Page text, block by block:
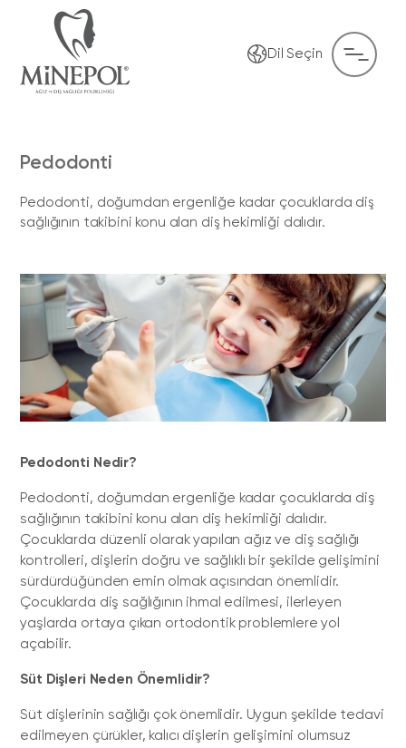
Dil Seçin
Pedodonti
Pedodonti, doğumdan ergenliğe kadar çocuklarda diş
sağlığının takibini konu alan diş hekimliği dalıdır.
Pedodonti Nedir?
Pedodonti, doğumdan ergenliğe kadar çocuklarda diş
sağlığının takibini konu alan diş hekimliği dalıdır.
Çocuklarda düzenli olarak yapılan ağız ve diş sağlığı
kontrolleri, dişlerin doğru ve sağlıklı bir şekilde gelişimini
sürdürdüğünden emin olmak açısından önemlidir.
Çocuklarda diş sağlığının ihmal edilmesi, ilerleyen
yaşlarda ortaya çıkan ortodontik problemlere yol
açabilir.
Süt Dişleri Neden Önemlidir?
Süt dişlerinin sağlığı çok önemlidir. Uygun şekilde tedavi
edilmeyen çürükler, kalıcı dişlerin gelişimini olumsuz